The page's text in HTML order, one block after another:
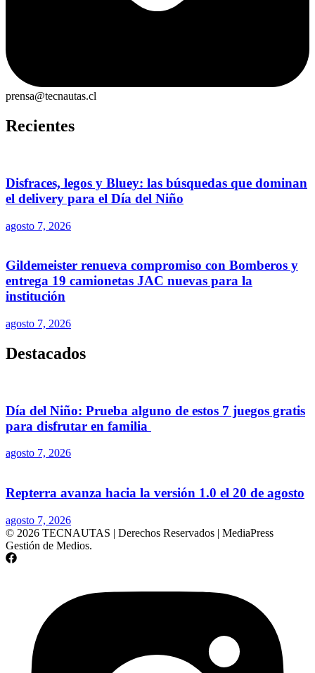
prensa@tecnautas.cl
Recientes
Disfraces, legos y Bluey: las búsquedas que dominan
el delivery para el Día del Niño
agosto 7, 2026
Gildemeister renueva compromiso con Bomberos y
entrega 19 camionetas JAC nuevas para la
institución
agosto 7, 2026
Destacados
Día del Niño: Prueba alguno de estos 7 juegos gratis
para disfrutar en familia
agosto 7, 2026
Repterra avanza hacia la versión 1.0 el 20 de agosto
agosto 7, 2026
© 2026 TECNAUTAS | Derechos Reservados | MediaPress
Gestión de Medios.